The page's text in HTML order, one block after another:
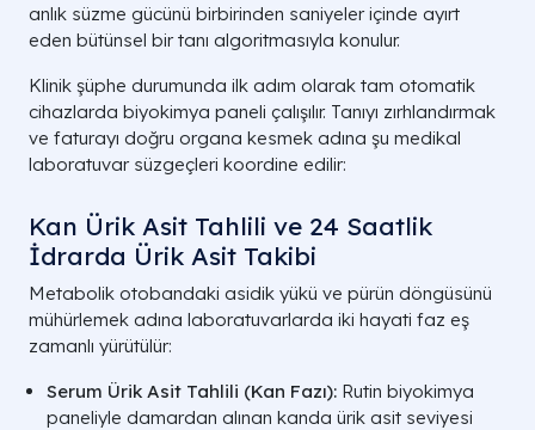
anlık süzme gücünü birbirinden saniyeler içinde ayırt
eden bütünsel bir tanı algoritmasıyla konulur.
Klinik şüphe durumunda ilk adım olarak tam otomatik
cihazlarda biyokimya paneli çalışılır. Tanıyı zırhlandırmak
ve faturayı doğru organa kesmek adına şu medikal
laboratuvar süzgeçleri koordine edilir:
Kan Ürik Asit Tahlili ve 24 Saatlik
İdrarda Ürik Asit Takibi
Metabolik otobandaki asidik yükü ve pürün döngüsünü
mühürlemek adına laboratuvarlarda iki hayati faz eş
zamanlı yürütülür:
Serum Ürik Asit Tahlili (Kan Fazı): Rutin biyokimya
paneliyle damardan alınan kanda ürik asit seviyesi